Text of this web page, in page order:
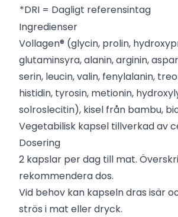
*DRI = Dagligt referensintag
Ingredienser
Vollagen® (glycin, prolin,
glutaminsyra, alanin, arginin,
serin, leucin, valin, fenylalanin,
histidin, tyrosin, metionin,
solroslecitin), kisel från bambu,
Vegetabilisk kapsel tillverkad av
Dosering
2 kapslar per dag till mat.
rekommendera dos.
Vid behov kan kapseln dras isär
strös i mat eller dryck.